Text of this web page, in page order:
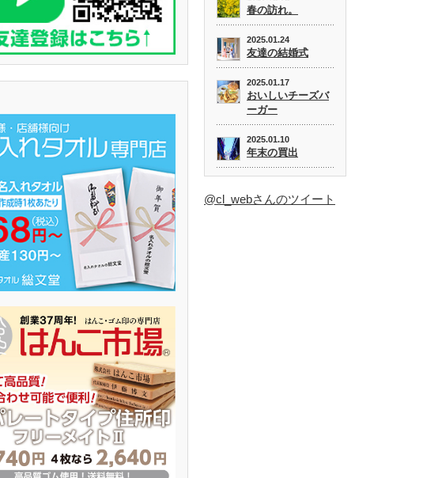
春の訪れ。
2025.01.24
友達の結婚式
2025.01.17
おいしいチーズバ
ーガー
2025.01.10
年末の買出
@cl_webさんのツイート